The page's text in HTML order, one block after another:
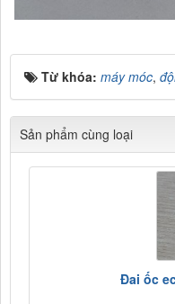
Từ khóa: máy móc,
Sản phẩm cùng loại
Đai ốc